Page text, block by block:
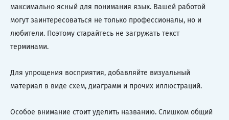
максимально ясный для понимания язык. Вашей работой
могут заинтересоваться не только профессионалы, но и
любители. Поэтому старайтесь не загружать текст
терминами.
Для упрощения восприятия, добавляйте визуальный
материал в виде схем, диаграмм и прочих иллюстраций.
Особое внимание стоит уделить названию. Слишком общий